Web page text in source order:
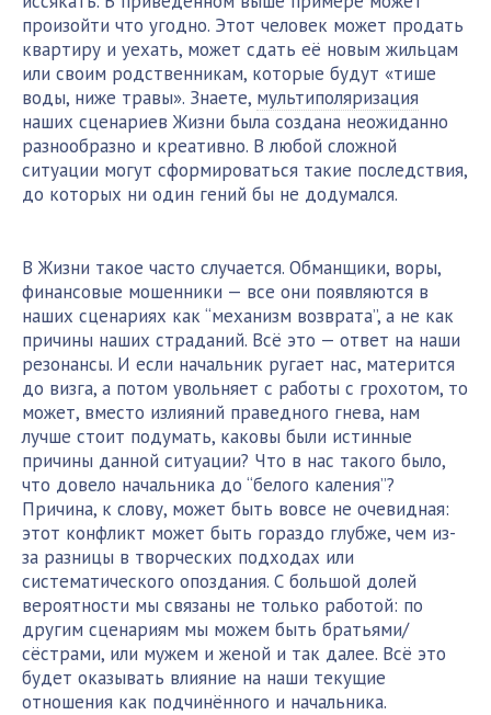
произойти что угодно. Этот человек может продать
квартиру и уехать, может сдать её новым жильцам
или своим родственникам, которые будут «тише
воды, ниже травы». Знаете, мультиполяризация
наших сценариев Жизни была создана неожиданно
разнообразно и креативно. В любой сложной
ситуации могут сформироваться такие последствия,
до которых ни один гений бы не додумался.
В Жизни такое часто случается. Обманщики, воры,
финансовые мошенники — все они появляются в
наших сценариях как “механизм возврата”, а не как
причины наших страданий. Всё это — ответ на наши
резонансы. И если начальник ругает нас, матерится
до визга, а потом увольняет с работы с грохотом, то
может, вместо излияний праведного гнева, нам
лучше стоит подумать, каковы были истинные
причины данной ситуации? Что в нас такого было,
что довело начальника до “белого каления”?
Причина, к слову, может быть вовсе не очевидная:
этот конфликт может быть гораздо глубже, чем из-
за разницы в творческих подходах или
систематического опоздания. С большой долей
вероятности мы связаны не только работой: по
другим сценариям мы можем быть братьями/
сёстрами, или мужем и женой и так далее. Всё это
будет оказывать влияние на наши текущие
отношения как подчинённого и начальника.